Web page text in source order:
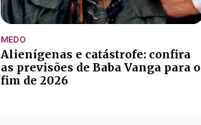
MEDO
Alienígenas e catástrofe: confira
as previsões de Baba Vanga para o
fim de 2026